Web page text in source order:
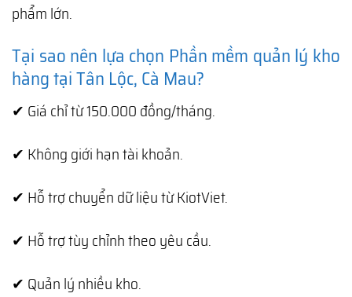
phẩm lớn.
Tại sao nên lựa chọn Phần mềm quản lý kho
hàng tại Tân Lộc, Cà Mau?
✔ Giá chỉ từ 150.000 đồng/tháng.
✔ Không giới hạn tài khoản.
✔ Hỗ trợ chuyển dữ liệu từ KiotViet.
✔ Hỗ trợ tùy chỉnh theo yêu cầu.
✔ Quản lý nhiều kho.